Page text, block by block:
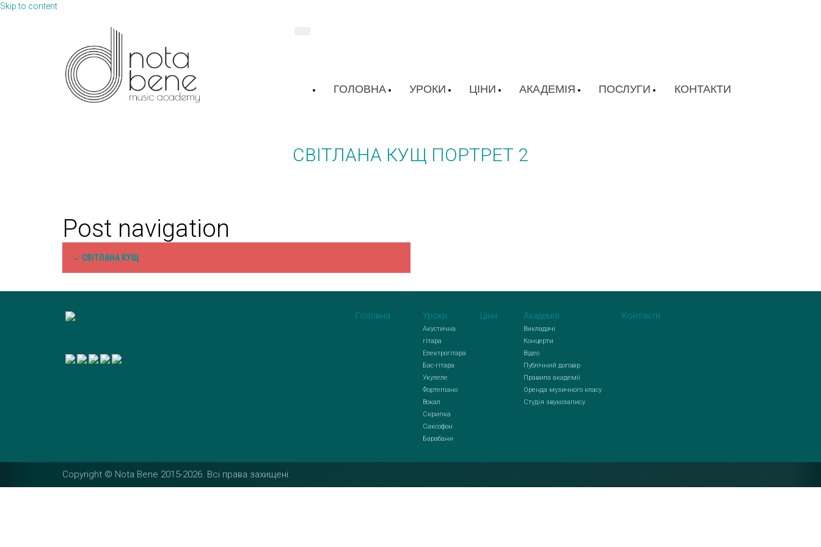
Skip to content
ГОЛОВНА УРОКИ ЦІНИ АКАДЕМІЯ ПОСЛУГИ КОНТАКТИ
СВІТЛАНА КУЩ ПОРТРЕТ 2
Post navigation
← СВІТЛАНА КУЩ
Головна Уроки
Акустична
гітара
Електрогітара
Бас-гітара
Укулеле
Фортепіано
Вокал
Скрипка
Саксофон
Барабани
Ціни Академія
Викладачі
Концерти
Відео
Публічний договір
Правила академії
Оренда музичного класу
Студія звукозапису
Контакти
Copyright © Nota Bene 2015-2026. Вcі права захищені.